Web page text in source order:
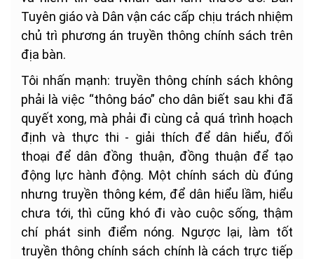
Tuyên giáo và Dân vận các cấp chịu trách nhiệm
chủ trì phương án truyền thông chính sách trên
địa bàn.
Tôi nhấn mạnh: truyền thông chính sách không
phải là việc “thông báo” cho dân biết sau khi đã
quyết xong, mà phải đi cùng cả quá trình hoạch
định và thực thi - giải thích để dân hiểu, đối
thoại để dân đồng thuận, đồng thuận để tạo
động lực hành động. Một chính sách dù đúng
nhưng truyền thông kém, để dân hiểu lầm, hiểu
chưa tới, thì cũng khó đi vào cuộc sống, thậm
chí phát sinh điểm nóng. Ngược lại, làm tốt
truyền thông chính sách chính là cách trực tiếp